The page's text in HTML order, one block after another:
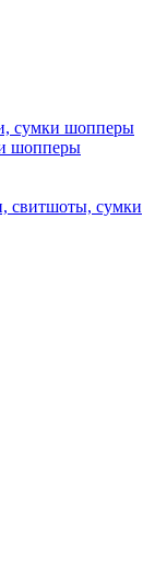
сумки шопперы
шопперы
свитшоты, сумки